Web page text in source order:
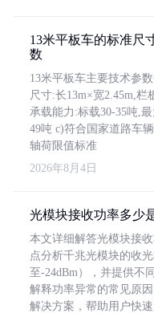
13米平板车的标准尺
数
13米平板车主要技术参
尺寸:长13m×宽2.45m,栏
承载能力:标载30-35吨,
49吨 c)符合国家道路车
轴荷限值标准
2026年8月4日
光模块接收功率多少
本文详细解答光模块接
点分析千兆光模块的收
至-24dBm），并提供不
解释功率异常的常见原
解决方案，帮助用户快速